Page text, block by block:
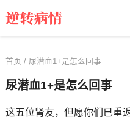
首页 / 尿潜血1+是怎么回事
尿潜血1+是怎么回事
这五位肾友，但愿你们已重